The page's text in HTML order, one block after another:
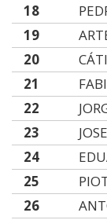
18
19
20
21
22
23
24
25
26